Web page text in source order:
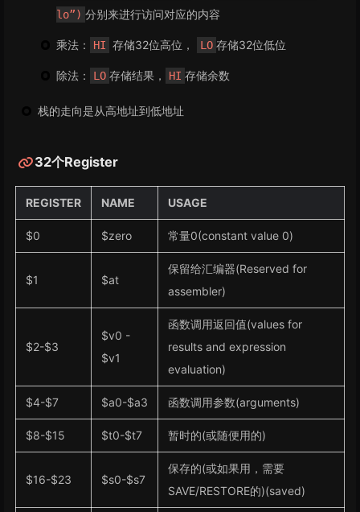
lo”) 分别来进行访问对应的内容
乘法： HI 存储32位高位， LO 存储32位低位
除法： LO 存储结果， HI 存储余数
栈的走向是从高地址到低地址
32个Register
REGISTER NAME USAGE
$0 $zero 常量0(constant value 0)
$1 $at
保留给汇编器(Reserved for
assembler)
$2-$3
$v0 -
$v1
函数调用返回值(values for
results and expression
evaluation)
$4-$7 $a0-$a3 函数调用参数(arguments)
$8-$15 $t0-$t7 暂时的(或随便用的)
$16-$23 $s0-$s7
保存的(或如果用，需要
SAVE/RESTORE的)(saved)